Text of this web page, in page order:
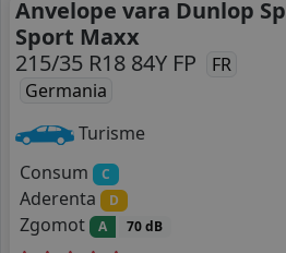
Anvelope vara Dunlop Sp
Sport Maxx
215/35 R18 84Y FP
FR
Germania
Turisme
Consum
C
Aderenta D
Zgomot A 70 dB